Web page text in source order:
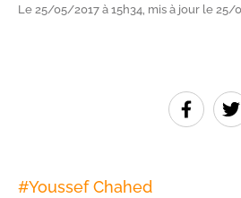
Le 25/05/2017 à 15h34, mis à jour le 25/
#Youssef Chahed